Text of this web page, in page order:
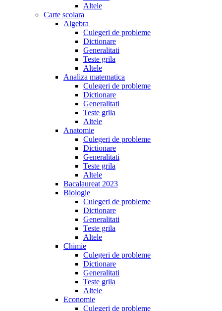
Altele
Carte scolara
Algebra
Culegeri de probleme
Dictionare
Generalitati
Teste grila
Altele
Analiza matematica
Culegeri de probleme
Dictionare
Generalitati
Teste grila
Altele
Anatomie
Culegeri de probleme
Dictionare
Generalitati
Teste grila
Altele
Bacalaureat 2023
Biologie
Culegeri de probleme
Dictionare
Generalitati
Teste grila
Altele
Chimie
Culegeri de probleme
Dictionare
Generalitati
Teste grila
Altele
Economie
Culegeri de probleme